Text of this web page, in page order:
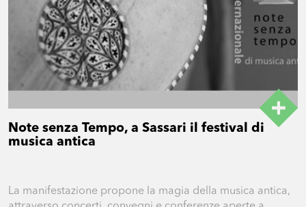
Note senza Tempo, a Sassari il festival di
musica antica
La manifestazione propone la magia della musica antica,